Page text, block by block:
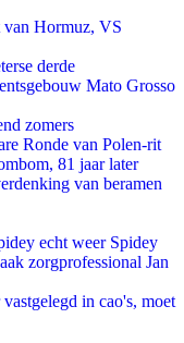
van Hormuz, VS
derde
Mato Grosso
zomers
Ronde van Polen-rit
81 jaar later
van beramen
echt weer Spidey
zorgprofessional Jan
in cao's, moet